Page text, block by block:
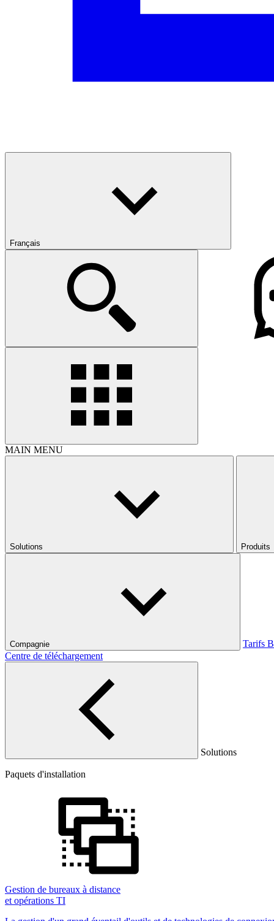
Français
MAIN MENU
Solutions Produits
Compagnie Tarifs
Centre de téléchargement
Solutions
Paquets d'installation
Gestion de bureaux à distance
et opérations TI